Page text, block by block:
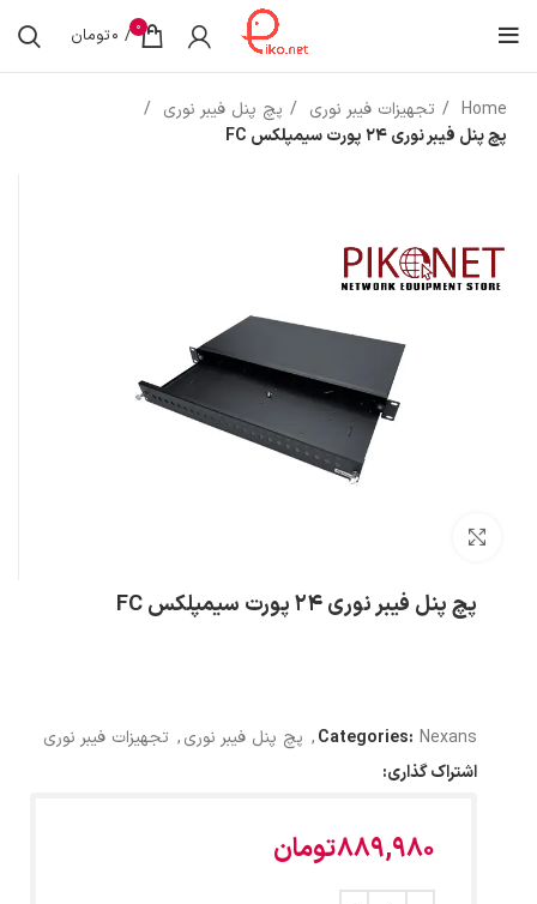
0
/
0تومان
Home تجهیزات فیبر نوری
پچ پنل فیبر نوری
پچ پنل فیبر نوری 24 پورت سیمپلکس FC
پچ پنل فیبر نوری 24 پورت سیمپلکس FC
Categories: Nexans
, پچ پنل فیبر نوری, تجهیزات فیبر نوری
اشتراک گذاری:
889,980تومان